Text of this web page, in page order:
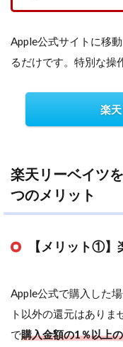
Apple公式サイトに移
るだけです。特別な操
楽
楽天リーベイツ
つのメリット
【メリット①】
Apple公式で購入した
ト以外の還元はありま
で購入金額の1％以上